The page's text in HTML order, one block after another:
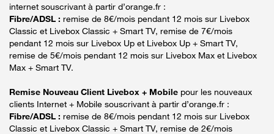
internet souscrivant à partir d’orange.fr :
Fibre/ADSL : remise de 8€/mois pendant 12 mois sur Livebox
Classic et Livebox Classic + Smart TV, remise de 7€/mois
pendant 12 mois sur Livebox Up et Livebox Up + Smart TV,
remise de 5€/mois pendant 12 mois sur Livebox Max et Livebox
Max + Smart TV.
Remise Nouveau Client Livebox + Mobile pour les nouveaux
clients Internet + Mobile souscrivant à partir d’orange.fr :
Fibre/ADSL : remise de 8€/mois pendant 12 mois sur Livebox
Classic et Livebox Classic + Smart TV, remise de 2€/mois